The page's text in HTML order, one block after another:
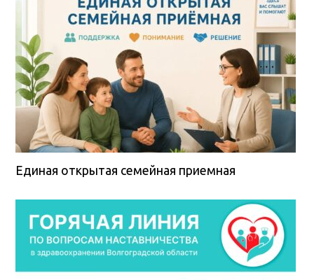
Единая открытая семейная приемная